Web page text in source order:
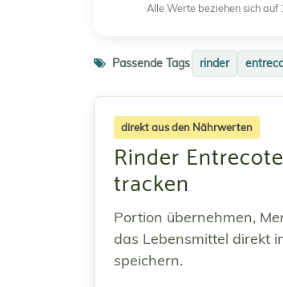
Alle Werte beziehen sich
Passende Tags rinder
direkt aus den Nährwerten
Rinder
tracken
Portion übernehmen,
das Lebensmittel direkt
speichern.